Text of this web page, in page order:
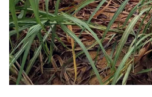
网
公
众
号